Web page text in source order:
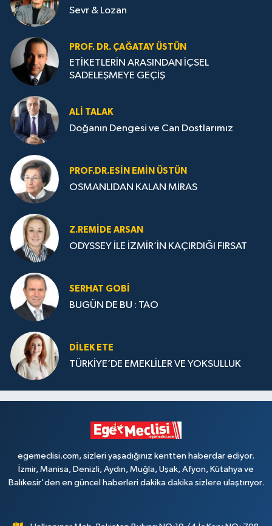
Sevr & Lozan
PROF. DR. ÇAĞATAY ÜSTÜN
ETİKETLERİN ARASINDAN İÇSEL
SADELEŞMEYE GEÇİŞ
ALI TALAK
Doğanın Dengesi ve Can Dostlarımız
PROF.DR.ESIN EMIN ÜSTÜN
OSMANLIDAN KALAN MİRAS
Z.REMIDE ARSAN
ODYSSEY İLE İZMİR’İN KAÇIRDIĞI FIRSAT
SERHAT GOBİ
BUGÜN DE BU : TAO
DILEK ETE
TÜRKİYE’DE EMEKLİLER VE YOKSULLUK
egemeclisi.com, sizleri yaşadığınız kentten haberdar ediyor.
İzmir, Manisa, Denizli, Aydın, Muğla, Uşak, Afyon, Kütahya ve
Balıkesir'den en güncel haberleri dakika dakika sizlere ulaştırıyor.